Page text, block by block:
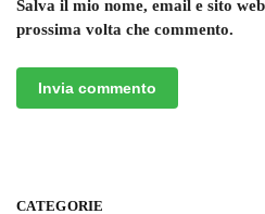
Salva il mio nome, email e sito
prossima volta che commento.
CATEGORIE